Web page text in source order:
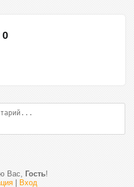
0
Вас, Гость!
| Вход